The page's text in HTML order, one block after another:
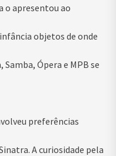
o apresentou ao
objetos de onde
Ópera e MPB se
preferências
A curiosidade pela